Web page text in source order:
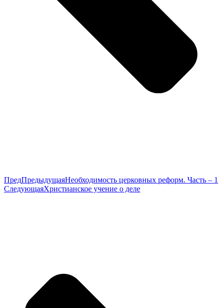
ПредПредыдущаяНеобходимость церковных реформ. Часть – 1
СледующаяХристианское учение о деле